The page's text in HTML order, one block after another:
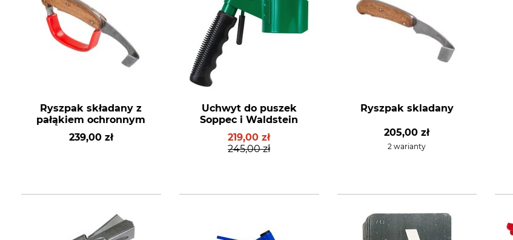
Ryszpak składany z
pałąkiem ochronnym
239,00 zł
Uchwyt do puszek
Soppec i Waldstein
219,00 zł
245,00 zł
Ryszpak skladany
205,00 zł
2 warianty